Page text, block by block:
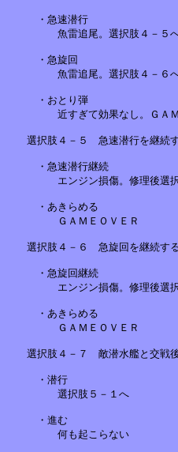
・急速潜行
魚雷追尾。選択肢４－５
・急旋回
魚雷追尾。選択肢４－６
・おとり弾
近すぎて効果なし。ＧＡＭ
選択肢４－５　急速潜行を継続
・急速潜行継続
エンジン損傷。修理後選択
・あきらめる
ＧＡＭＥＯＶＥＲ
選択肢４－６　急旋回を継続す
・急旋回継続
エンジン損傷。修理後選択
・あきらめる
ＧＡＭＥＯＶ
選択肢４－７　敵潜水艦と交戦後
・潜行
選択肢５－１へ
・進む
何も起こらない